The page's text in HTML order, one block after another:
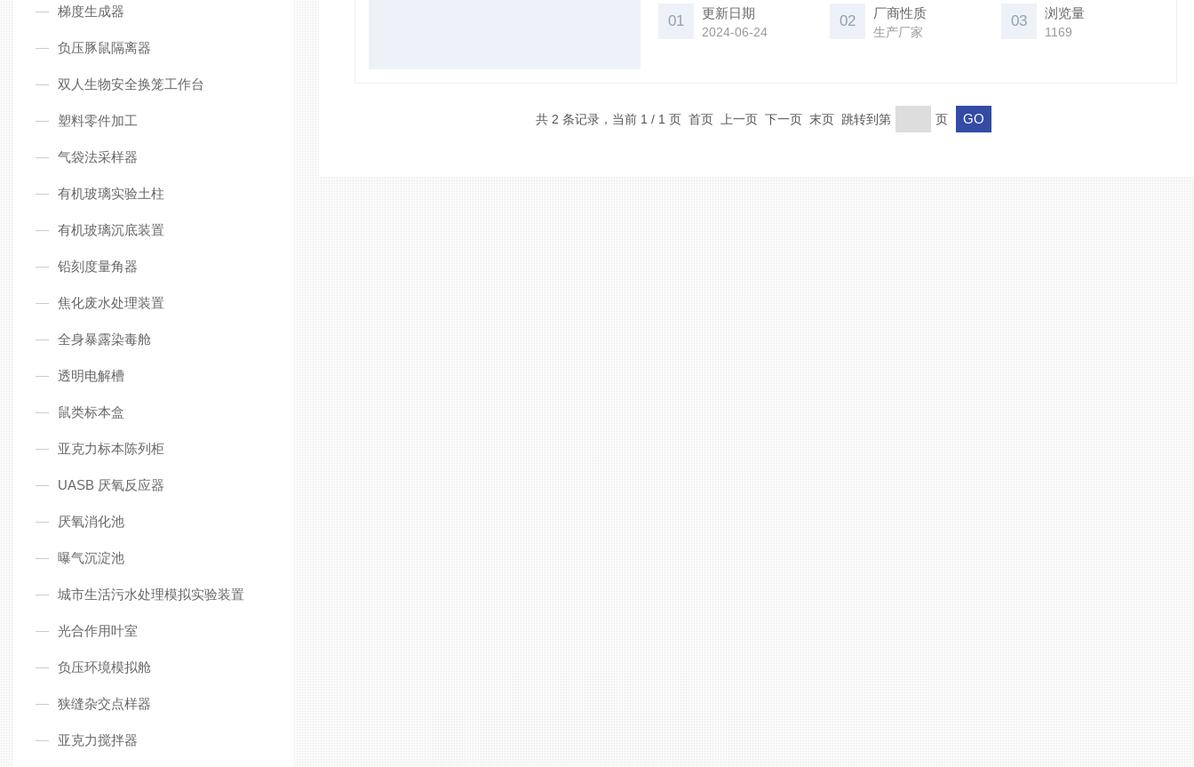
梯度生成器
负压豚鼠隔离器
双人生物安全换笼工作台
塑料零件加工
气袋法采样器
有机玻璃实验土柱
有机玻璃沉底装置
铅刻度量角器
焦化废水处理装置
全身暴露染毒舱
透明电解槽
鼠类标本盒
亚克力标本陈列柜
UASB 厌氧反应器
厌氧消化池
曝气沉淀池
城市生活污水处理模拟实验装置
光合作用叶室
负压环境模拟舱
狭缝杂交点样器
亚克力搅拌器
若，我司加工生产的有机玻璃实验密封箱，如果没有客户自己的特殊要求，我司一律
采用高纯度的透明有机玻璃、透明亚克力等材料，不会使用再生材料。
01 更新日期
2024-06-24
02 厂商性质
生产厂家
03 浏览量
1169
共 2 条记录，当前 1 / 1 页 首页 上一页 下一页 末页 跳转到第 页